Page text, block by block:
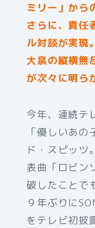
ミリー」から
さらに、責任
ル対談が実現。
大泉の縦横無
が次々に明ら
今年、連続テ
「優しいあ
ド・スピッツ
表曲「ロビン
破したことで
９年ぶりに
をテレビ初披